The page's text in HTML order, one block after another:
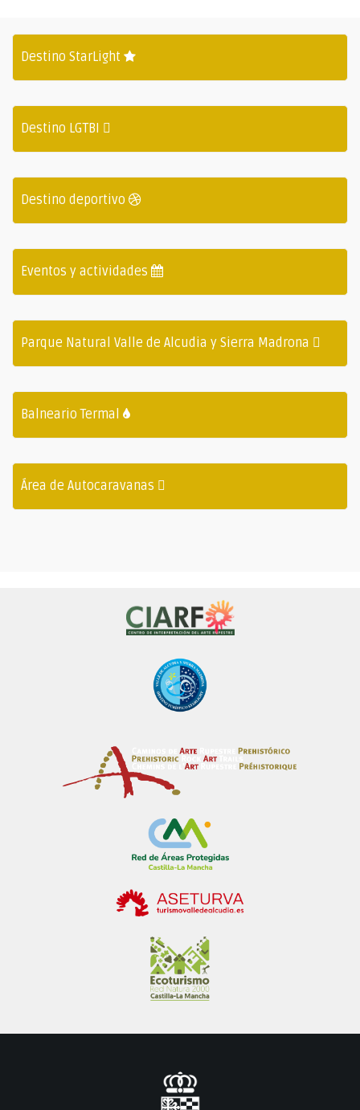
Destino StarLight
Destino LGTBI
Destino deportivo
Eventos y actividades
Parque Natural Valle de Alcudia y Sierra Madrona
Balneario Termal
Área de Autocaravanas